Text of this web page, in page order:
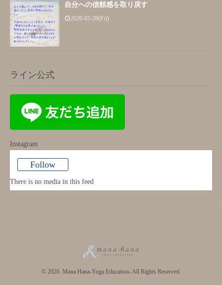
自分への信頼感を取り戻す
2020-05-29(Fri)
ライン公式
Instagram
Follow
There is no media in this feed
© 2026. Mana Hana-Yoga Education- All Rights Reserved.